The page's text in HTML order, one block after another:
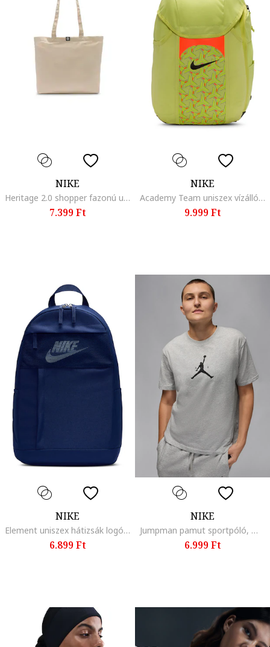
NIKE
Heritage 2.0 shopper fazonú uniszex táska logóval, Bézs
7.399 Ft
NIKE
Academy Team uniszex vízálló hátizsák - 30 l, Szalmasárga/Neon narancssárga
9.999 Ft
NIKE
Element uniszex hátizsák logós részlettel - 21 l, Fehér/Sötétkék
6.899 Ft
NIKE
Jumpman pamut sportpóló, Melange világosszürke
6.999 Ft